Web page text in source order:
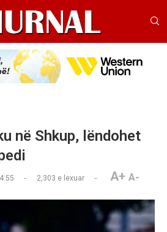
në Shkup, lëndohet
2,303 e lexuar A+ A-